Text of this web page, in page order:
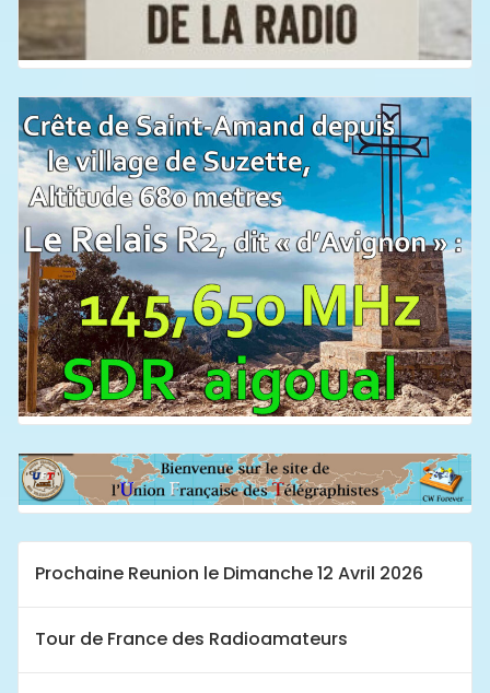
Prochaine Reunion le Dimanche 12 Avril 2026
Tour de France des Radioamateurs